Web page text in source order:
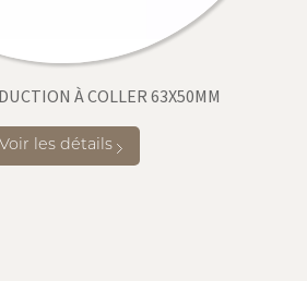
À COLLER 63X50MM
Voir les détails